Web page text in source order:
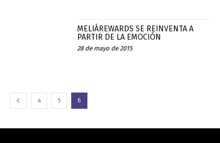
MELIÁREWARDS SE REINVENTA A
PARTIR DE LA EMOCIÓN
28 de mayo de 2015
4 5 6